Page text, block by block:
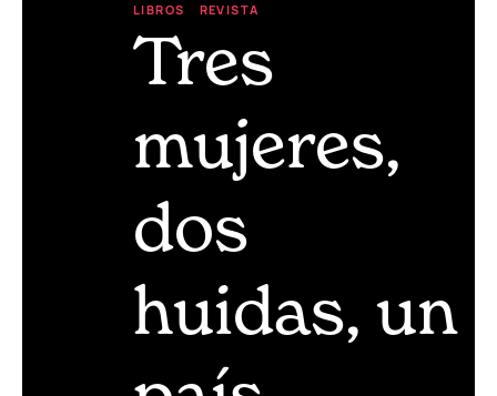
LIBROS REVISTA
Tres
mujeres,
dos
huidas, un